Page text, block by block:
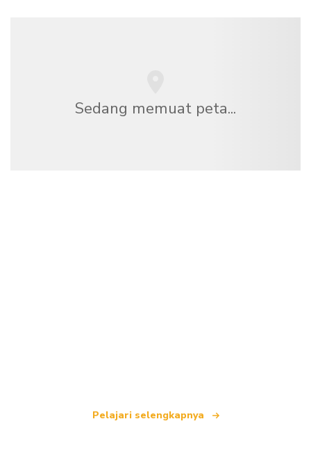
Sedang memuat peta...
Pelajari selengkapnya